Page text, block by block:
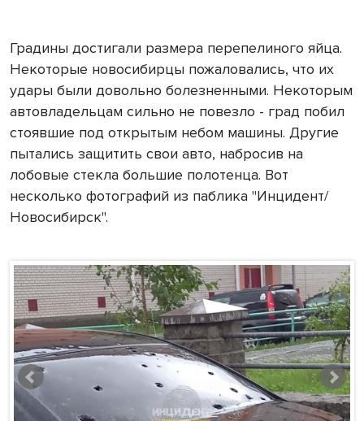
Градины достигали размера перепелиного яйца.
Некоторые новосибирцы пожаловались, что их
удары были довольно болезненными. Некоторым
автовладельцам сильно не повезло - град побил
стоявшие под открытым небом машины. Другие
пытались защитить свои авто, набросив на
лобовые стекла большие полотенца. Вот
несколько фотографий из паблика "Инцидент/
Новосибирск".